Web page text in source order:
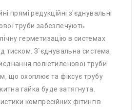
прямі редукційні з'єднувальні
труби забезпечують
герметизацію в системах
тиском. З`єднувальна система
поліетиленової труби
що охоплює та фіксує трубу
гайка буде затягнута.
компресійних фітингів